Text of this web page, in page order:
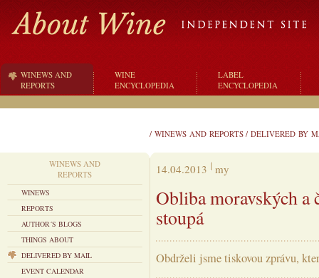
WINEWS AND
REPORTS
WINE
ENCYCLOPEDIA
LABEL
ENCYCLOPEDIA
/ WINEWS AND REPORTS / DELIVERED BY
WINEWS AND
REPORTS
WINEWS
REPORTS
AUTHOR´S BLOGS
THINGS ABOUT
DELIVERED BY MAIL
EVENT CALENDAR
14.04.2013 my
Obliba moravských a
stoupá
Obdrželi jsme tiskovou zprávu,